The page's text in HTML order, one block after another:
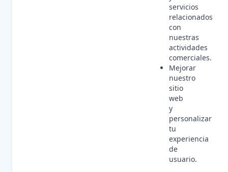
servicios
relacionados
con
nuestras
actividades
comerciales.
Mejorar
nuestro
sitio
web
y
personalizar
tu
experiencia
de
usuario.